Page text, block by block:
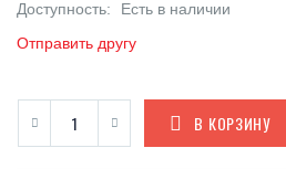
Доступность:
Есть в наличии
Отправить другу
В КОРЗИНУ